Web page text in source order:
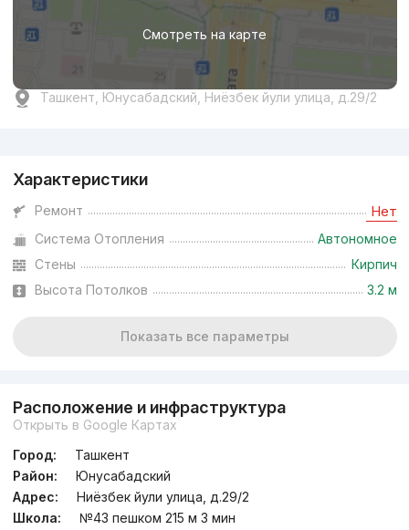
Смотреть на карте
Ташкент, Юнусабадский, Ниёзбек йули улица, д.29/2
Характеристики
Ремонт Нет
Система Отопления
Автономное
Стены
Кирпич
Высота Потолков
3.2 м
Показать все параметры
Расположение и инфраструктура
Открыть в Google Картах
Город:
Ташкент
Район:
Юнусабадский
Адрес:
Ниёзбек йули улица, д.29/2
Школа:
№43 пешком 215 м 3 мин